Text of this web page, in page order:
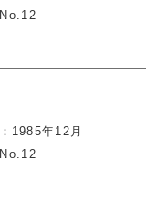
No.12
1985年12月
No.12